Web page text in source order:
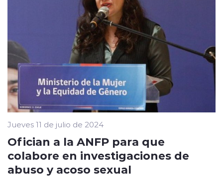
Jueves 11 de julio de 2024
Ofician a la ANFP para que
colabore en investigaciones de
abuso y acoso sexual